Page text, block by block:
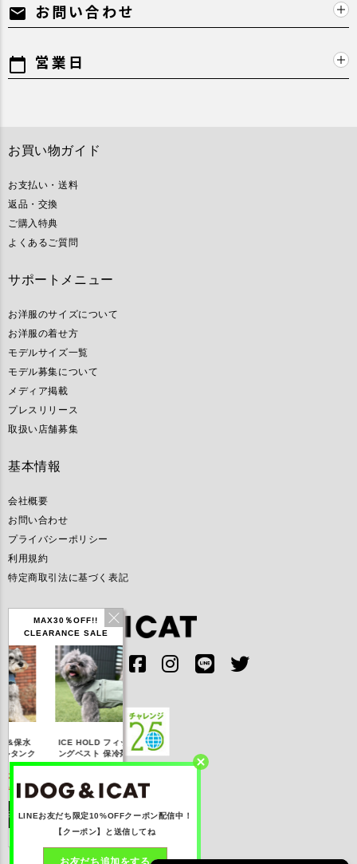
MAX30％OFF!!
CLEARANCE SALE
HOLD フィッシ
ベスト 保冷剤付
20％OFF】3,168
円(税込み)
詳しく見る
IDOG ICE HOLD ネ
ッククーラー 保冷剤
円(税込み)
詳しく見る
mail お問い合わせ
calendar_today 営業日
お買い物ガイド
お支払い・送料
返品・交換
ご購入特典
よくあるご質問
サポートメニュー
お洋服のサイズについて
お洋服の着せ方
モデルサイズ一覧
モデル募集について
メディア掲載
プレスリリース
取扱い店舗募集
基本情報
会社概要
お問い合わせ
プライバシーポリシー
利用規約
特定商取引法に基づく表記
LINEお友だち限定10%OFFクーポン配信中！
【クーポン】と送信してね
お友だち追加をする